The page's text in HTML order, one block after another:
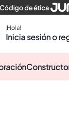
Código de ética
¡Hola!
Inicia sesión o